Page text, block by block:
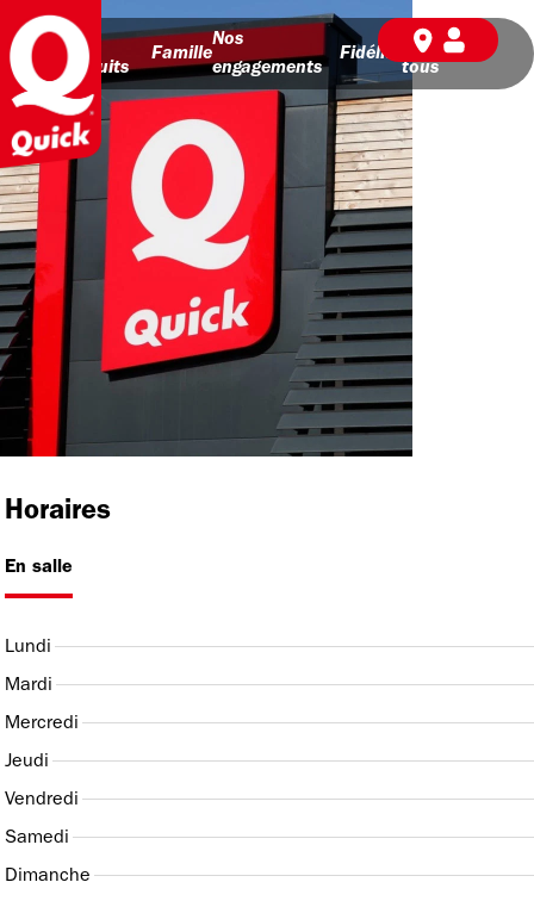
Nos
produits
Famille
Nos
engagements
Fidélité
BD pour
tous
Horaires
En salle
Lundi
Mardi
Mercredi
Jeudi
Vendredi
Samedi
Dimanche